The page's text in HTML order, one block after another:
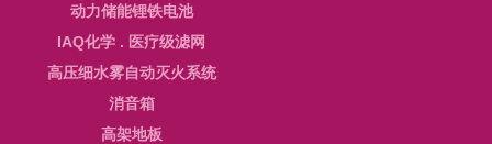
动力储能锂铁电池
IAQ化学 . 医疗级滤网
高压细水雾自动灭火系统
消音箱
高架地板